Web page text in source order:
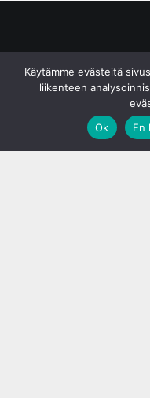
Käytämme evästeitä
liikenteen
Ok
En